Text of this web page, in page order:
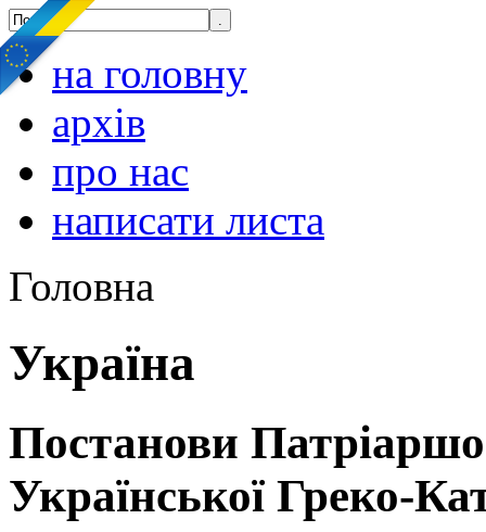
на головну
архів
про нас
написати листа
Головна
Україна
Постанови
Української Греко-